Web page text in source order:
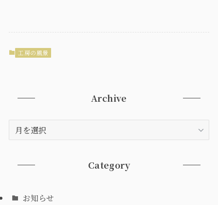
工房の風景
Archive
Archive
Category
お知らせ